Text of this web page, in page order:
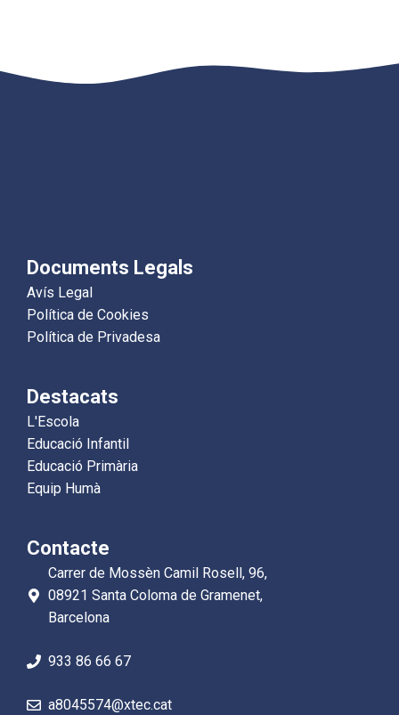
Documents Legals
Avís Legal
Política de Cookies
Política de Privadesa
Destacats
L'Escola
Educació Infantil
Educació Primària
Equip Humà
Contacte
Carrer de Mossèn Camil Rosell, 96,
08921 Santa Coloma de Gramenet,
Barcelona
933 86 66 67
a8045574@xtec.cat